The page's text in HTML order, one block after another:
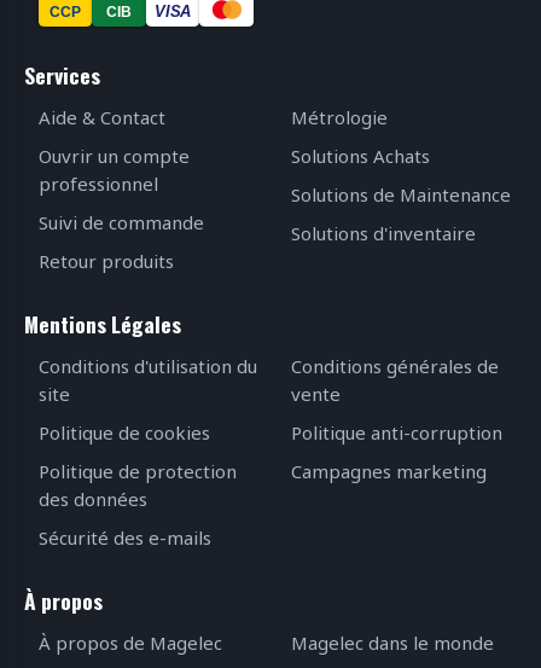
CCP CIB VISA
Services
Aide & Contact
Ouvrir un compte
professionnel
Suivi de commande
Retour produits
Métrologie
Solutions Achats
Solutions de Maintenance
Solutions d'inventaire
Mentions Légales
Conditions d'utilisation du
site
Politique de cookies
Politique de protection
des données
Sécurité des e-mails
Conditions générales de
vente
Politique anti-corruption
Campagnes marketing
À propos
À propos de Magelec Magelec dans le monde